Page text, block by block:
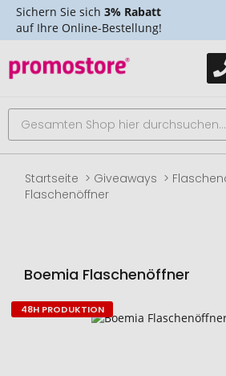
Sichern Sie sich 3% Rabatt
auf Ihre Online-Bestellung!
Startseite Giveaways
Flaschenöffner
Boemia Flaschenöffner
Zum
48H PRODUKTION